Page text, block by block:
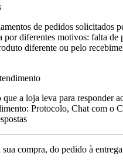
de pedidos solicitados
por diferentes motivos: falta de
diferente ou pelo
a loja leva para responder
Protocolo, Chat com o
sua compra, do pedido à